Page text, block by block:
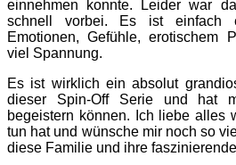
einnehmen konnte. Leider war
schnell vorbei. Es ist einfach
Emotionen, Gefühle, erotischem
viel Spannung.
Es ist wirklich ein absolut
dieser Spin-Off Serie und hat
begeistern können. Ich liebe alles
tun hat und wünsche mir noch so
diese Familie und ihre